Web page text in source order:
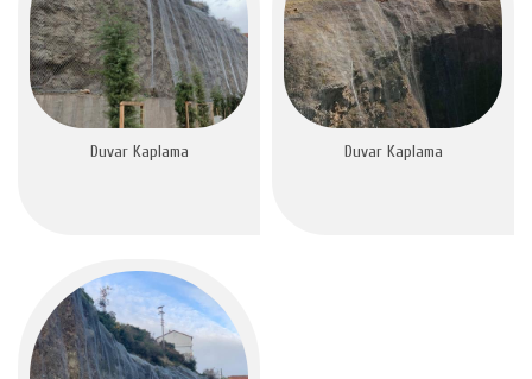
Duvar Kaplama Duvar Kaplama